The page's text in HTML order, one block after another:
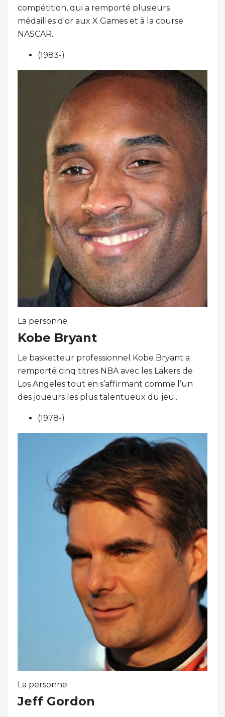
compétition, qui a remporté plusieurs
médailles d'or aux X Games et à la course
NASCAR..
(1983-)
La personne
Kobe Bryant
Le basketteur professionnel Kobe Bryant a
remporté cinq titres NBA avec les Lakers de
Los Angeles tout en s’affirmant comme l’un
des joueurs les plus talentueux du jeu..
(1978-)
La personne
Jeff Gordon